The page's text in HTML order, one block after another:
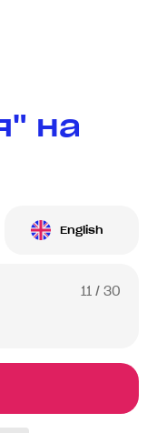
на
English
11 / 30